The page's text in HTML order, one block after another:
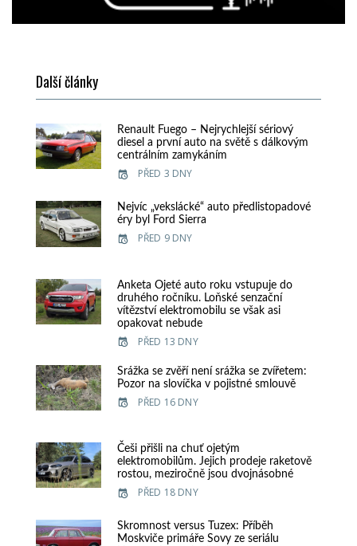
Další články
Renault Fuego – Nejrychlejší sériový
diesel a první auto na světě s dálkovým
centrálním zamykáním
PŘED 3 DNY
Nejvíc „vekslácké“ auto předlistopadové
éry byl Ford Sierra
PŘED 9 DNY
Anketa Ojeté auto roku vstupuje do
druhého ročníku. Loňské senzační
vítězství elektromobilu se však asi
opakovat nebude
PŘED 13 DNY
Srážka se zvěří není srážka se zvířetem:
Pozor na slovíčka v pojistné smlouvě
PŘED 16 DNY
Češi přišli na chuť ojetým
elektromobilům. Jejich prodeje raketově
rostou, meziročně jsou dvojnásobné
PŘED 18 DNY
Skromnost versus Tuzex: Příběh
Moskviče primáře Sovy ze seriálu